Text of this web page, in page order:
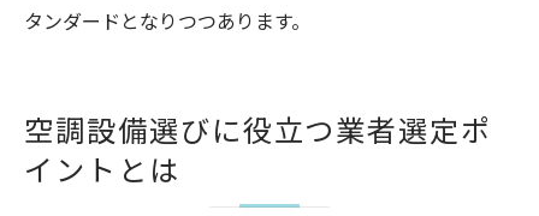
タンダードとなりつつあります。
空調設備選びに役立つ業者選定ポ
イントとは